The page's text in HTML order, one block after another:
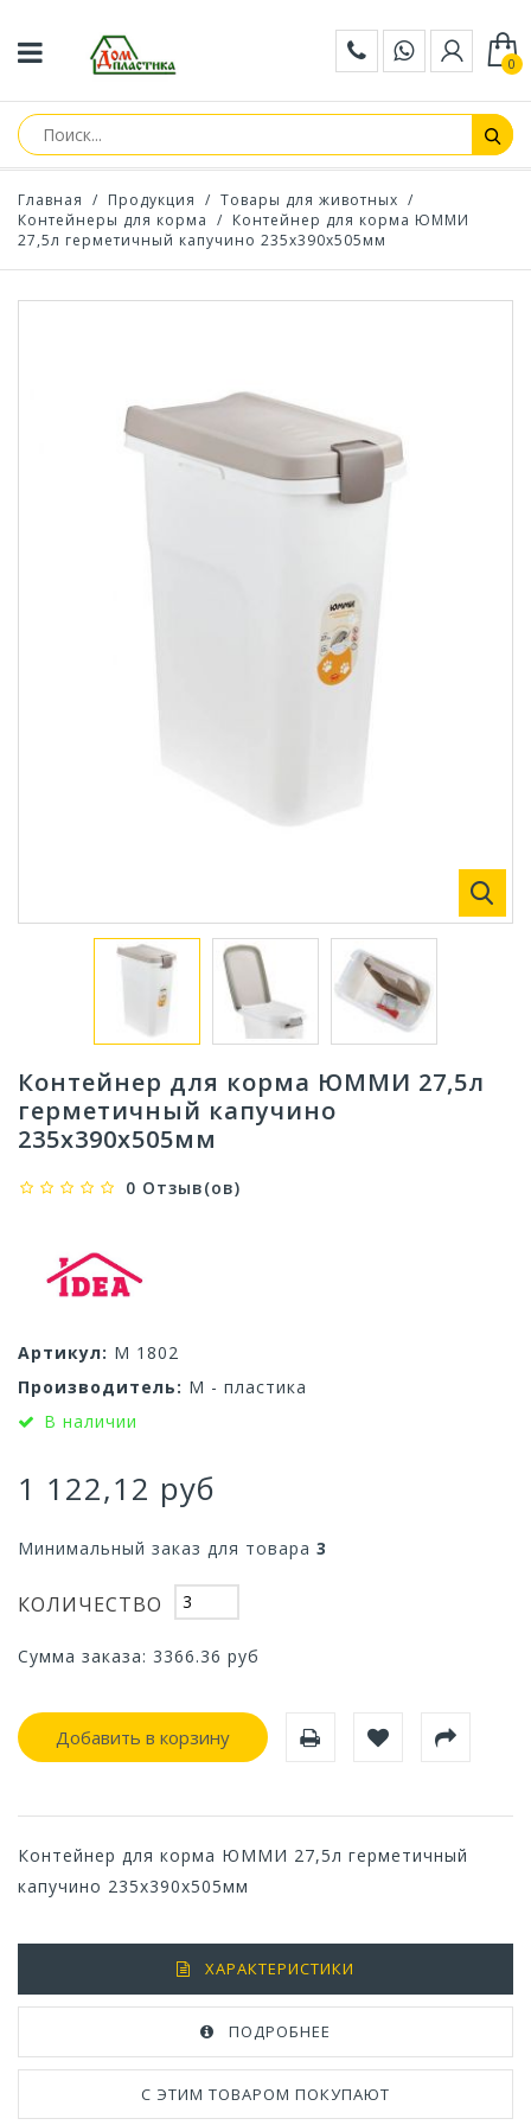
0
Главная / Продукция / Товары для животных /
Контейнеры для корма / Контейнер для корма ЮММИ
27,5л герметичный капучино 235x390x505мм
Контейнер для корма ЮММИ 27,5л
герметичный капучино
235x390x505мм
0 Отзыв(ов)
Артикул: М 1802
Производитель: М - пластика
В наличии
1 122,12 руб
Минимальный заказ для товара 3
КОЛИЧЕСТВО
Сумма заказа: 3366.36 руб
Добавить в корзину
Контейнер для корма ЮММИ 27,5л герметичный
капучино 235x390x505мм
ХАРАКТЕРИСТИКИ
ПОДРОБНЕЕ
С ЭТИМ ТОВАРОМ ПОКУПАЮТ